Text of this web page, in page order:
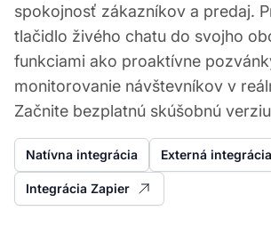
spokojnosť zákazníkov a predaj.
tlačidlo živého chatu do svojho
funkciami ako proaktívne
monitorovanie návštevníkov v
Začnite bezplatnú skúšobnú
Natívna integrácia Externá integrácia
Integrácia Zapier